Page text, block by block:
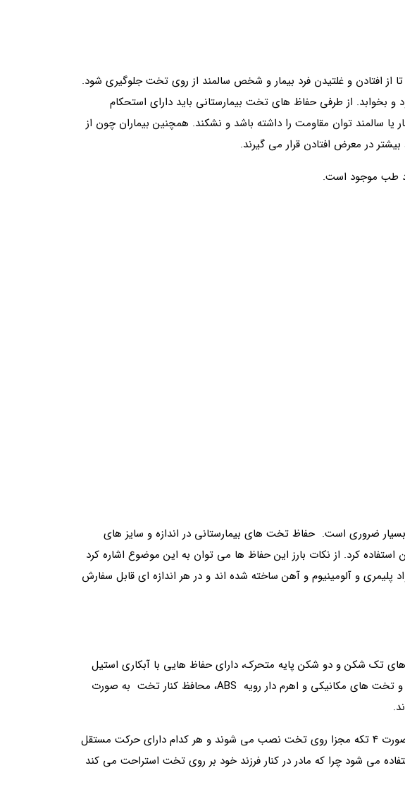
از افتادن و غلتیدن فرد بیمار و شخص سالمند از روی تخت جلوگیری شود.
و بخوابد. از طرفی حفاظ های تخت بیمارستانی باید دارای استحکام
سالمند توان مقاومت را داشته باشد و نشکند. همچنین بیماران چون از
در معرض افتادن قرار می گیرند.
طب موجود است.
ضروری است. حفاظ تخت های بیمارستانی در اندازه و سایز های
کرد. از نکات بارز این حفاظ ها می توان به این موضوع اشاره کرد
و آلومینیوم و آهن ساخته شده اند و در هر اندازه ای قابل سفارش
تک شکن و دو شکن پایه متحرک، دارای حفاظ هایی با آبکاری استیل
هستند که نحوه جای گذاری و استفاده از آنها به صورت کشویی می باشد. در صورتی که در تخت های برقی و تخت های مکانیکی و اهرم دار رویه ABS، محافظ کنار تخت به صورت
تخت های بیمارستانی مخصوص اتاق icu و ccu نیز دارای بدساید ها و محافظ های پروانه‌ای هستند و به صورت 4 تکه مجزا روی تخت نصب می شوند و هر کدام دارای حرکت مستقل
می شود چرا که مادر در کنار فرزند خود بر روی تخت استراحت می کند